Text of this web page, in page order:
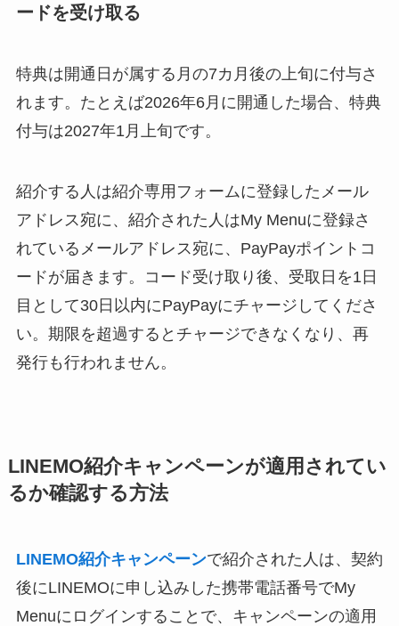
ードを受け取る
特典は開通日が属する月の7カ月後の上旬に付与さ
れます。たとえば2026年6月に開通した場合、特典
付与は2027年1月上旬です。
紹介する人は紹介専用フォームに登録したメール
アドレス宛に、紹介された人はMy Menuに登録さ
れているメールアドレス宛に、PayPayポイントコ
ードが届きます。コード受け取り後、受取日を1日
目として30日以内にPayPayにチャージしてくださ
い。期限を超過するとチャージできなくなり、再
発行も行われません。
LINEMO紹介キャンペーンが適用されてい
るか確認する方法
LINEMO紹介キャンペーンで紹介された人は、契約
後にLINEMOに申し込みした携帯電話番号でMy
Menuにログインすることで、キャンペーンの適用